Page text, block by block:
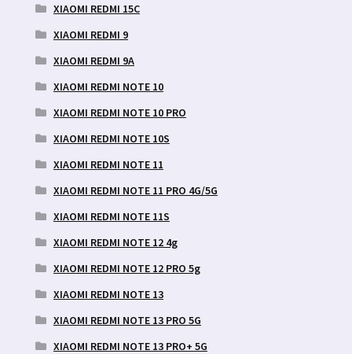
XIAOMI REDMI 15C
XIAOMI REDMI 9
XIAOMI REDMI 9A
XIAOMI REDMI NOTE 10
XIAOMI REDMI NOTE 10 PRO
XIAOMI REDMI NOTE 10S
XIAOMI REDMI NOTE 11
XIAOMI REDMI NOTE 11 PRO 4G/5G
XIAOMI REDMI NOTE 11S
XIAOMI REDMI NOTE 12 4g
XIAOMI REDMI NOTE 12 PRO 5g
XIAOMI REDMI NOTE 13
XIAOMI REDMI NOTE 13 PRO 5G
XIAOMI REDMI NOTE 13 PRO+ 5G